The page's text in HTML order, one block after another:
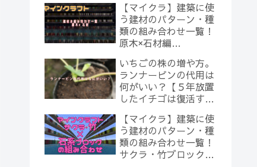
【マイクラ】建築に使
う建材のパターン・種
類の組み合わせ一覧！
原木×石材編
いちごの株の増や方。
ランナーピンの代用は
何がいい？【５年放置
したイチゴは復活する
【マイクラ】建築に使
う建材のパターン・種
類の組み合わせ一覧！
サクラ・竹ブロック×